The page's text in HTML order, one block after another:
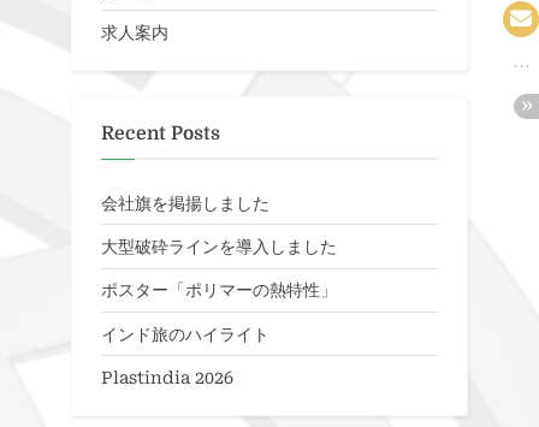
求人案内
Recent Posts
会社旗を掲揚しました
大型破砕ラインを導入しました
ポスター「ポリマーの熱特性」
インド旅のハイライト
Plastindia 2026